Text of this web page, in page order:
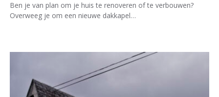
Ben je van plan om je huis te renoveren of te verbouwen?
Overweeg je om een nieuwe dakkapel…